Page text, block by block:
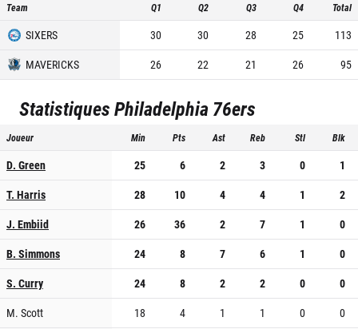
Team Q1 Q2 Q3 Q4 Total
SIXERS 30 30 28 25
113
MAVERICKS
26 22 21 26 95
StatistiquesPhiladelphia 76ers
Joueur Min Pts Ast Reb Stl Blk
D. Green 25 6 2 3 0
1
T. Harris
28 10 4 4 1
2
J. Embiid
26 36 2 7 1
0
B. Simmons
24 8 7 6 1
0
S. Curry
24 8 2 2 0
0
M. Scott
18 4 1 1 0
0